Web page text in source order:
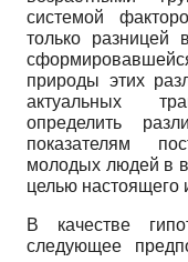
системой
только разницей
природы этих
актуальных
определить
показателям
молодых людей в
целью настоящего
В качестве
следующее